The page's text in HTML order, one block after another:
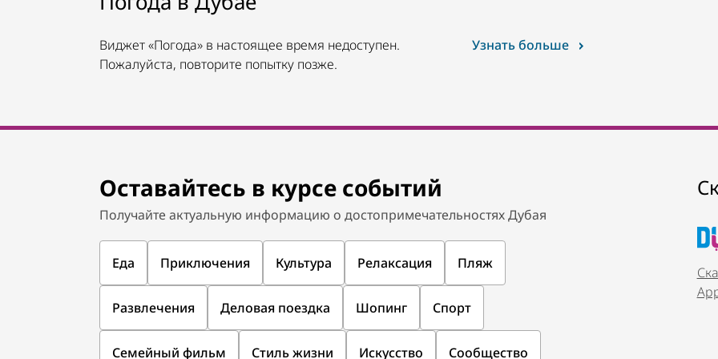
НОВОЕ И ПОПУЛЯРНОЕ
гастрономия
Пляжный отдых в самом